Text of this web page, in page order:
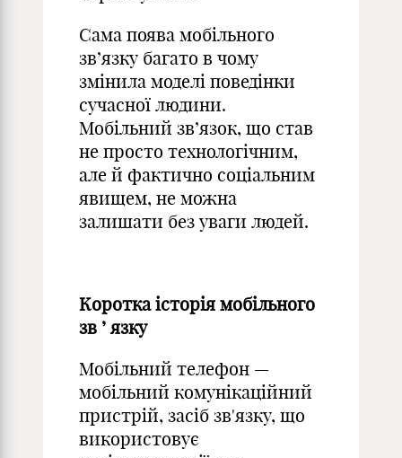
Сама поява мобільного
зв’язку багато в чому
змінила моделі поведінки
сучасної людини.
Мобільний зв’язок, що став
не просто технологічним,
але й фактично соціальним
явищем, не можна
залишати без уваги людей.
Коротка історія мобільного
зв ’ язку
Мобільний телефон —
мобільний комунікаційний
пристрій, засіб зв'язку, що
використовує